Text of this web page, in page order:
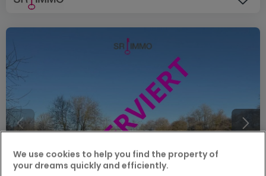
We use cookies to help you find the property of
your dreams quickly and efficiently.